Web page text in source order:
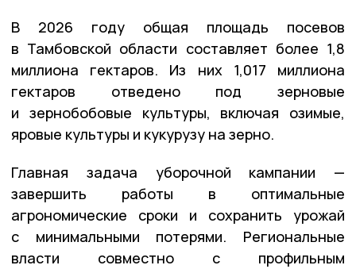
В 2026 году общая площадь посевов
в Тамбовской области составляет более 1,8
миллиона гектаров. Из них 1,017 миллиона
гектаров отведено под зерновые
и зернобобовые культуры, включая озимые,
яровые культуры и кукурузу на зерно.
Главная задача уборочной кампании —
завершить работы в оптимальные
агрономические сроки и сохранить урожай
с минимальными потерями. Региональные
власти совместно с профильным